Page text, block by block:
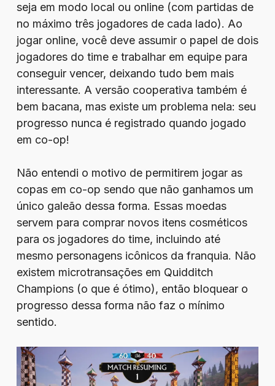
seja em modo local ou online (com partidas de
no máximo três jogadores de cada lado). Ao
jogar online, você deve assumir o papel de dois
jogadores do time e trabalhar em equipe para
conseguir vencer, deixando tudo bem mais
interessante. A versão cooperativa também é
bem bacana, mas existe um problema nela: seu
progresso nunca é registrado quando jogado
em co-op!
Não entendi o motivo de permitirem jogar as
copas em co-op sendo que não ganhamos um
único galeão dessa forma. Essas moedas
servem para comprar novos itens cosméticos
para os jogadores do time, incluindo até
mesmo personagens icônicos da franquia. Não
existem microtransações em Quidditch
Champions (o que é ótimo), então bloquear o
progresso dessa forma não faz o mínimo
sentido.